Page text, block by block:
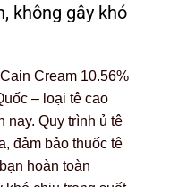
không gây khó
Cream 10.56%
– loại tê cao
nay. Quy trình ủ tê
đảm bảo thuốc tê
hoàn toàn